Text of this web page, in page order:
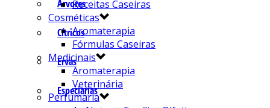
Árvores
Cítricos
Ervas
Especiarias
Receitas Caseiras
Cosméticas
Aromaterapia
Fórmulas Caseiras
Medicinais
Aromaterapia
Veterinária
Perfumaria